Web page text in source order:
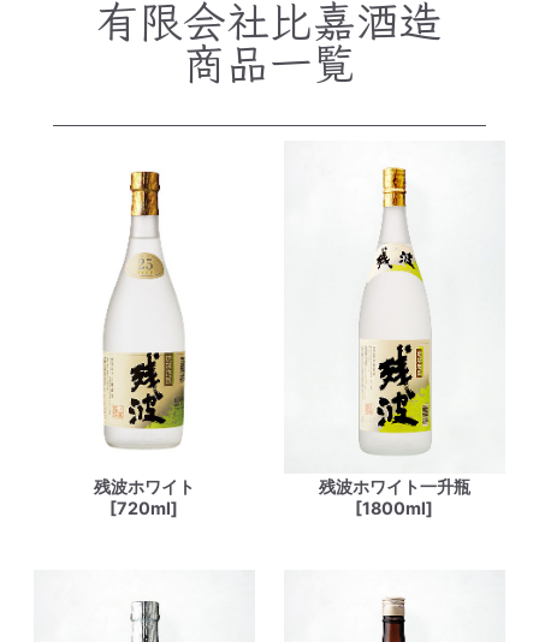
有限会社比嘉酒造
商品一覧
残波ホワイト
[720ml]
残波ホワイト一升瓶
[1800ml]